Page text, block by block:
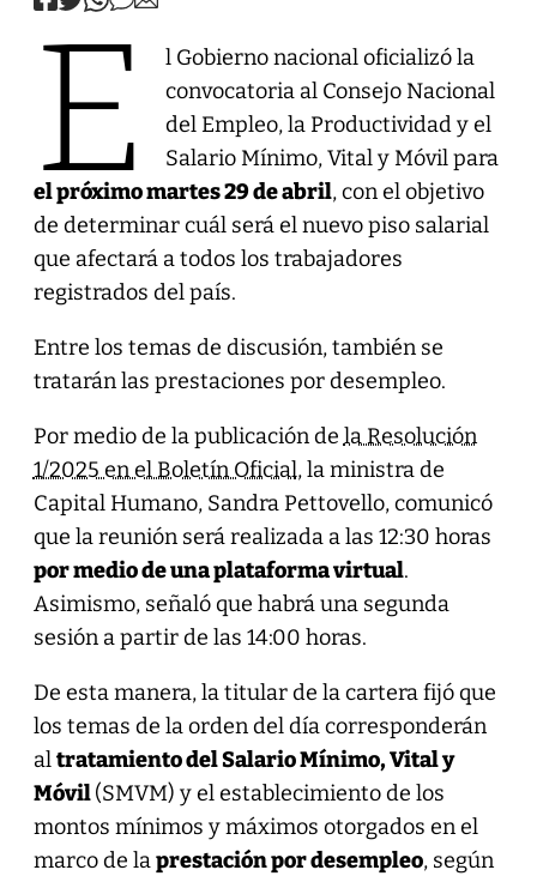
E
l Gobierno nacional oficializó la
convocatoria al Consejo Nacional
del Empleo, la Productividad y el
Salario Mínimo, Vital y Móvil para
el próximo martes 29 de abril, con el objetivo
de determinar cuál será el nuevo piso salarial
que afectará a todos los trabajadores
registrados del país.
Entre los temas de discusión, también se
tratarán las prestaciones por desempleo.
Por medio de la publicación de la Resolución
1/2025 en el Boletín Oficial, la ministra de
Capital Humano, Sandra Pettovello, comunicó
que la reunión será realizada a las 12:30 horas
por medio de una plataforma virtual.
Asimismo, señaló que habrá una segunda
sesión a partir de las 14:00 horas.
De esta manera, la titular de la cartera fijó que
los temas de la orden del día corresponderán
altratamiento del Salario Mínimo, Vital y
Móvil(SMVM) y el establecimiento de los
montos mínimos y máximos otorgados en el
marco de laprestación por desempleo, según